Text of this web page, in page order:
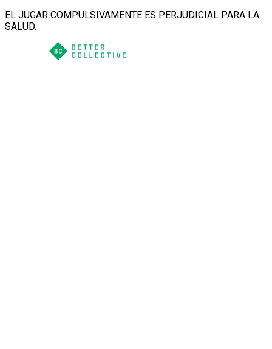
EL JUGAR COMPULSIVAMENTE ES PERJUDICIAL PARA LA
SALUD.